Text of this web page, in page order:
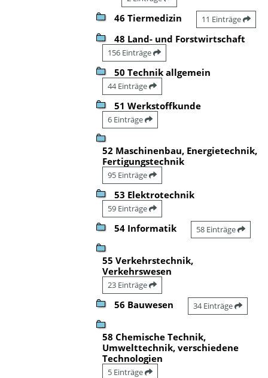
46 Tiermedizin 11 Einträge
48 Land- und Forstwirtschaft
156 Einträge
50 Technik allgemein
44 Einträge
51 Werkstoffkunde
6 Einträge
52 Maschinenbau, Energietechnik,
Fertigungstechnik
95 Einträge
53 Elektrotechnik
59 Einträge
54 Informatik 58 Einträge
55 Verkehrstechnik,
Verkehrswesen
23 Einträge
56 Bauwesen 34 Einträge
58 Chemische Technik,
Umwelttechnik, verschiedene
Technologien
5 Einträge